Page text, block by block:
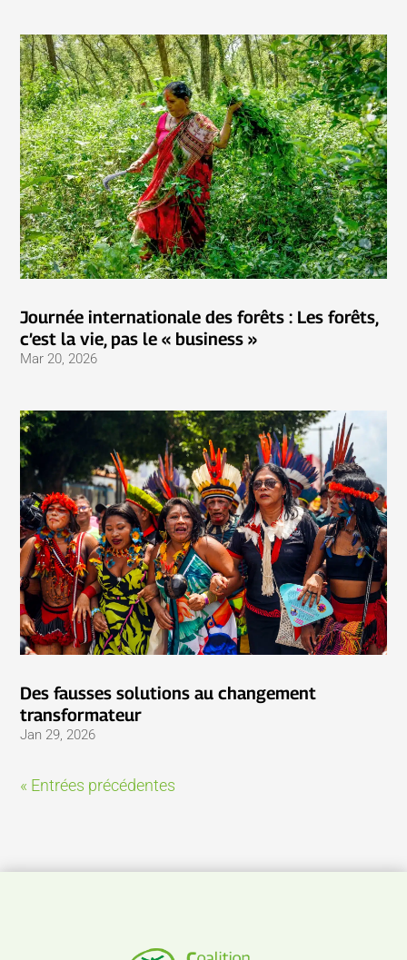
Journée internationale des forêts : Les forêts,
c’est la vie, pas le « business »
Mar 20, 2026
Des fausses solutions au changement
transformateur
Jan 29, 2026
« Entrées précédentes